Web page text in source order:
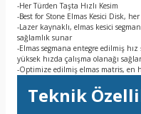
-Her Türden Taşta Hızlı Kesim
-Best for Stone Elmas Kesici Disk,
-Lazer kaynaklı, elmas kesici
sağlamlık sunar
-Elmas segmana entegre edilmiş
yüksek hızda çalışma olanağı sağlar
-Optimize edilmiş elmas matris, en
Teknik